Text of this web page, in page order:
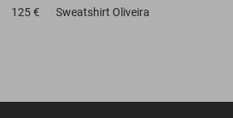
125 € Sweatshirt Oliveira